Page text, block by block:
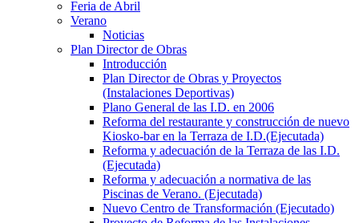
Feria de Abril
Verano
Noticias
Plan Director de Obras
Introducción
Plan Director de Obras y Proyectos
(Instalaciones Deportivas)
Plano General de las I.D. en 2006
Reforma del restaurante y construcción de nuevo
Kiosko-bar en la Terraza de I.D.(Ejecutada)
Reforma y adecuación de la Terraza de las I.D.
(Ejecutada)
Reforma y adecuación a normativa de las
Piscinas de Verano. (Ejecutada)
Nuevo Centro de Transformación (Ejecutado)